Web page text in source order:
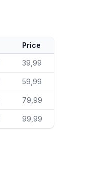
Price
39,99
59,99
79,99
99,99